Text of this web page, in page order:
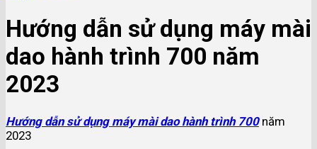
Hướng dẫn sử dụng máy mài
dao hành trình 700 năm
2023
Hướng dẫn sử dụng máy mài dao hành trình 700năm
2023